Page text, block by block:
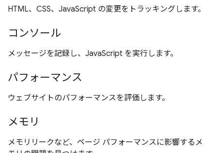
HTML、CSS、JavaScript の変更をトラッキングします。
コンソール
メッセージを記録し、JavaScript を実行します。
パフォーマンス
ウェブサイトのパフォーマンスを評価します。
メモリ
メモリリークなど、ページ パフォーマンスに影響するメ